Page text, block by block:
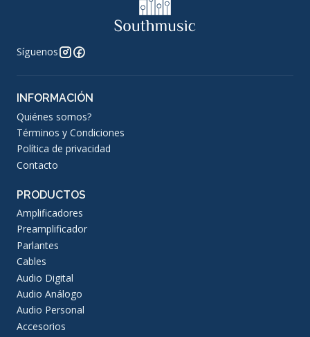
Síguenos
INFORMACIÓN
Quiénes somos?
Términos y Condiciones
Política de privacidad
Contacto
PRODUCTOS
Amplificadores
Preamplificador
Parlantes
Cables
Audio Digital
Audio Análogo
Audio Personal
Accesorios